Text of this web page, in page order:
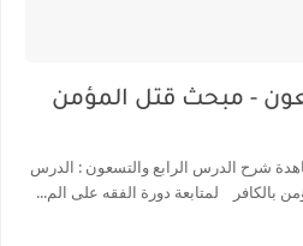
- مبحث قتل المؤمن
شرح الدرس الرابع والتسعون : الدرس
بالكافر لمتابعة دورة الفقه على الم...